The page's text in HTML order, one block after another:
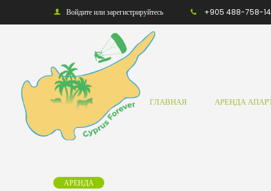
Войдите или зарегистрируйтесь +905 488-758-
ГЛАВНАЯ АРЕНДА
АРЕНДА